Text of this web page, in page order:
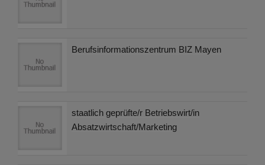
Berufsinformationszentrum BIZ Mayen
staatlich geprüfte/r Betriebswirt/in
Absatzwirtschaft/Marketing